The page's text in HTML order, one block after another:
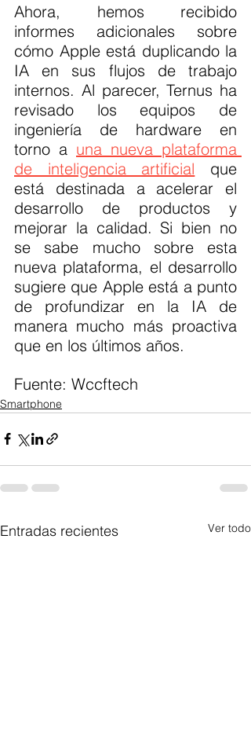
Ahora, hemos recibido
informes adicionales sobre
cómo Apple está duplicando la
IA en sus flujos de trabajo
internos. Al parecer, Ternus ha
revisado los equipos de
ingeniería de hardware en
torno a una nueva plataforma
de inteligencia artificial que
está destinada a acelerar el
desarrollo de productos y
mejorar la calidad. Si bien no
se sabe mucho sobre esta
nueva plataforma, el desarrollo
sugiere que Apple está a punto
de profundizar en la IA de
manera mucho más proactiva
que en los últimos años.
Fuente: Wccftech
Smartphone
Entradas recientes Ver todo